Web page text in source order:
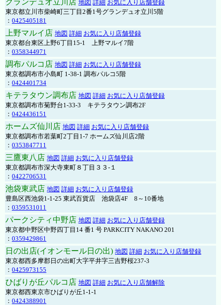
グランデュオ立川店 地図 詳細 お気に入り店舗登録
東京都立川市柴崎町三丁目2番1号グランデュオ立川5階
： 0425405181
上野マルイ店 地図 詳細 お気に入り店舗登録
東京都台東区上野6丁目15-1 上野マルイ7階
： 0358344971
調布パルコ店 地図 詳細 お気に入り店舗登録
東京都調布市小島町 1-38-1 調布パルコ5階
： 0424401734
キテラタウン調布店 地図 詳細 お気に入り店舗登録
東京都調布市菊野台1-33-3 キテラタウン調布2F
： 0424436151
ホームズ仙川店 地図 詳細 お気に入り店舗登録
東京都調布市若葉町2丁目1-7 ホームズ仙川店2階
： 0353847711
三鷹東八店 地図 詳細 お気に入り店舗登録
東京都調布市深大寺東町８丁目３３-１
： 0422706531
池袋東武店 地図 詳細 お気に入り店舗登録
豊島区西池袋1-1-25 東武百貨店 池袋店4F 8～10番地
： 0359531011
パークシティ中野店 地図 詳細 お気に入り店舗登録
東京都中野区中野四丁目14 番1 号 PARKCITY NAKANO 201
： 0359429861
日の出店(イオンモール日の出) 地図 詳細 お気に入り店舗登録
東京都西多摩郡日の出町大字平井字三吉野桜237-3
： 0425973155
ひばりが丘パルコ店 地図 詳細 お気に入り店舗解除
東京都西東京市ひばりが丘1-1-1
： 0424388901